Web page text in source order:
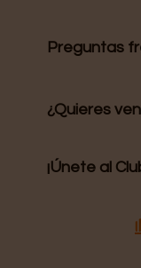
Preguntas
¿Quieres
¡Únete al